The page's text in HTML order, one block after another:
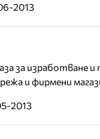
2013
за изработване
и фирмени
2013